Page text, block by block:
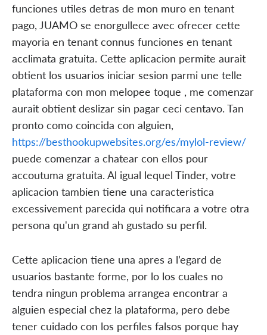
funciones utiles detras de mon muro en tenant
pago, JUAMO se enorgullece avec ofrecer cette
mayoria en tenant connus funciones en tenant
acclimata gratuita. Cette aplicacion permite aurait
obtient los usuarios iniciar sesion parmi une telle
plataforma con mon melopee toque , me comenzar
aurait obtient deslizar sin pagar ceci centavo. Tan
pronto como coincida con alguien,
https://besthookupwebsites.org/es/mylol-review/
puede comenzar a chatear con ellos pour
accoutuma gratuita. Al igual lequel Tinder, votre
aplicacion tambien tiene una caracteristica
excessivement parecida qui notificara a votre otra
persona qu'un grand ah gustado su perfil.
Cette aplicacion tiene una apres a l’egard de
usuarios bastante forme, por lo los cuales no
tendra ningun problema arrangea encontrar a
alguien especial chez la plataforma, pero debe
tener cuidado con los perfiles falsos porque hay